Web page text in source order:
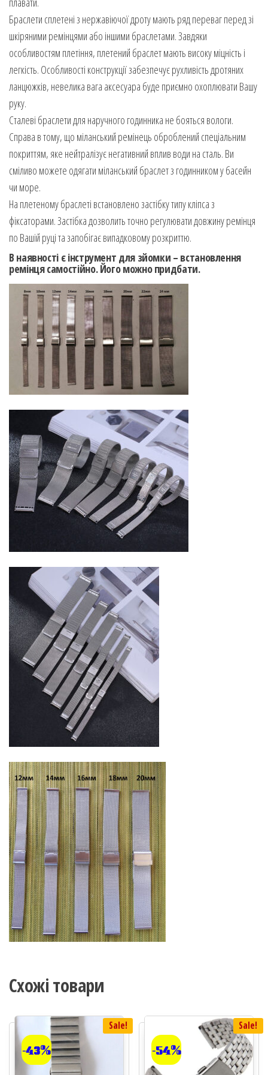
Браслети сплетені з нержавіючої дроту мають ряд переваг перед зі
шкіряними ремінцями або іншими браслетами. Завдяки
особливостям плетіння, плетений браслет мають високу міцність і
легкість. Особливості конструкції забезпечує рухливість дротяних
ланцюжків, невелика вага аксесуара буде приємно охоплювати Вашу
руку.
Сталеві браслети для наручного годинника не бояться вологи.
Справа в тому, що міланський ремінець оброблений спеціальним
покриттям, яке нейтралізує негативний вплив води на сталь. Ви
сміливо можете одягати міланський браслет з годинником у басейн
чи море.
На плетеному браслеті встановлено застібку типу кліпса з
фіксаторами. Застібка дозволить точно регулювати довжину ремінця
по Вашій руці та запобігає випадковому розкриттю.
В наявності є інструмент для зйомки – встановлення
ремінця самостійно. Його можно придбати.
Схожі товари
Sale!
-43%
Sale!
-54%